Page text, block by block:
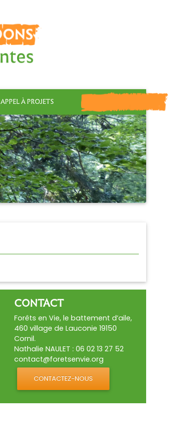
APPEL À PROJETS
CONTACT
Forêts en Vie, le battement d’aile,
460 village de Lauconie 19150
Cornil.
Nathalie NAULET : 06 02 13 27 52
contact@foretsenvie.org
CONTACTEZ-NOUS